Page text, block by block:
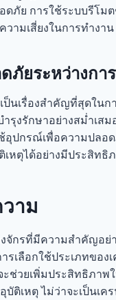
ดภัย การใช้ระบบรีโม
ามเสี่ยงในการทำงาน
ภัยระหว่างกา
ป็นเรื่องสำคัญที่สุดในก
ำรุงรักษาอย่างสม่ำเส
อุปกรณ์เพื่อความปลอ
เหตุได้อย่างมีประสิทธิ
าม
จักรที่มีความสำคัญอย่
รเลือกใช้ประเภทของ
ะช่วยเพิ่มประสิทธิภาพ
บัติเหตุ ไม่ว่าจะเป็นเค